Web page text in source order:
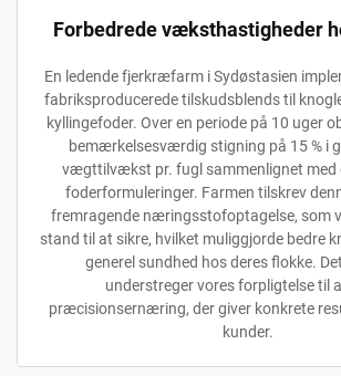
Forbedrede væksthastigheder
En ledende fjerkræfarm i Sydøstasien
fabriksproducerede tilskudsblends til
kyllingefoder. Over en periode på 10 uger
bemærkelsesværdig stigning på 15 % i
vægttilvækst pr. fugl sammenlignet med
foderformuleringer. Farmen tilskrev
fremragende næringsstofoptagelse, som
stand til at sikre, hvilket muliggjorde bedre
generel sundhed hos deres flokke.
understreger vores forpligtelse til
præcisionsernæring, der giver konkrete
kunder.